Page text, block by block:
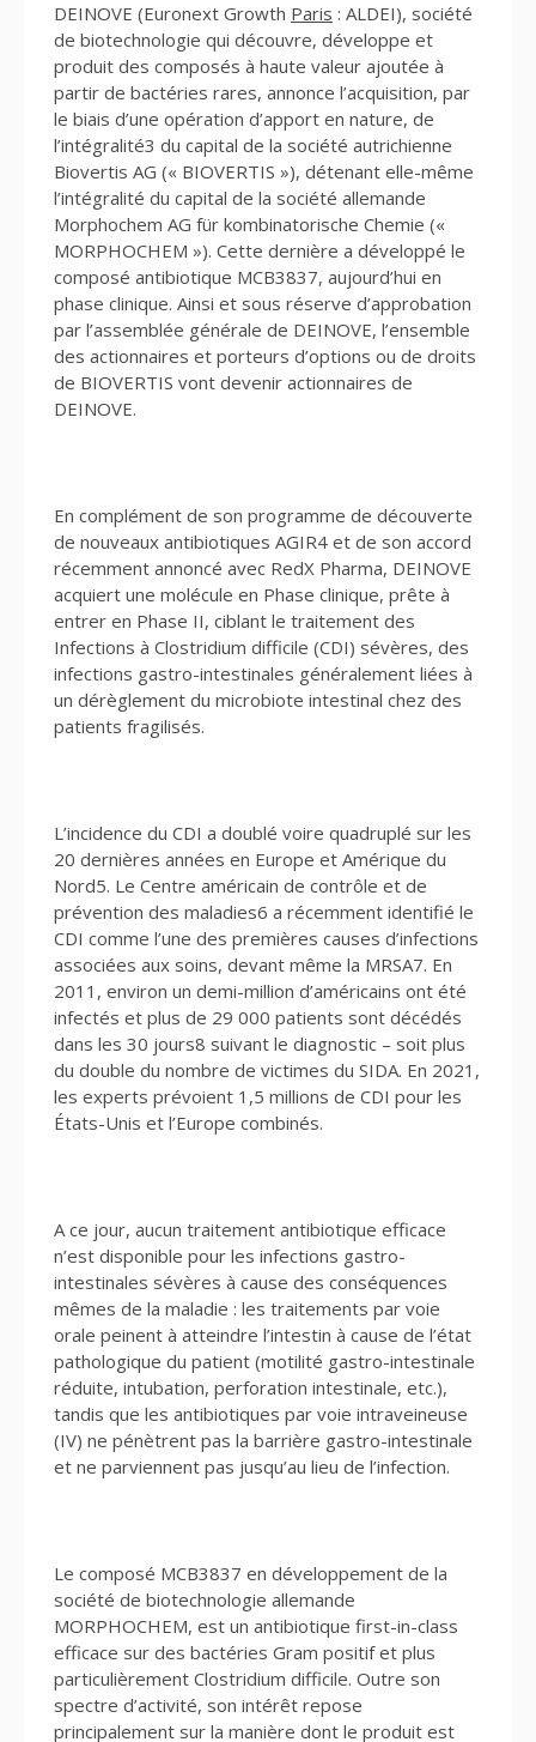
DEINOVE (Euronext Growth Paris : ALDEI), société
de biotechnologie qui découvre, développe et
produit des composés à haute valeur ajoutée à
partir de bactéries rares, annonce l’acquisition, par
le biais d’une opération d’apport en nature, de
l’intégralité3 du capital de la société autrichienne
Biovertis AG (« BIOVERTIS »), détenant elle-même
l’intégralité du capital de la société allemande
Morphochem AG für kombinatorische Chemie («
MORPHOCHEM »). Cette dernière a développé le
composé antibiotique MCB3837, aujourd’hui en
phase clinique. Ainsi et sous réserve d’approbation
par l’assemblée générale de DEINOVE, l’ensemble
des actionnaires et porteurs d’options ou de droits
de BIOVERTIS vont devenir actionnaires de
DEINOVE.
En complément de son programme de découverte
de nouveaux antibiotiques AGIR4 et de son accord
récemment annoncé avec RedX Pharma, DEINOVE
acquiert une molécule en Phase clinique, prête à
entrer en Phase II, ciblant le traitement des
Infections à Clostridium difficile (CDI) sévères, des
infections gastro-intestinales généralement liées à
un dérèglement du microbiote intestinal chez des
patients fragilisés.
L’incidence du CDI a doublé voire quadruplé sur les
20 dernières années en Europe et Amérique du
Nord5. Le Centre américain de contrôle et de
prévention des maladies6 a récemment identifié le
CDI comme l’une des premières causes d’infections
associées aux soins, devant même la MRSA7. En
2011, environ un demi-million d’américains ont été
infectés et plus de 29 000 patients sont décédés
dans les 30 jours8 suivant le diagnostic – soit plus
du double du nombre de victimes du SIDA. En 2021,
les experts prévoient 1,5 millions de CDI pour les
États-Unis et l’Europe combinés.
A ce jour, aucun traitement antibiotique efficace
n’est disponible pour les infections gastro-
intestinales sévères à cause des conséquences
mêmes de la maladie : les traitements par voie
orale peinent à atteindre l’intestin à cause de l’état
pathologique du patient (motilité gastro-intestinale
réduite, intubation, perforation intestinale, etc.),
tandis que les antibiotiques par voie intraveineuse
(IV) ne pénètrent pas la barrière gastro-intestinale
et ne parviennent pas jusqu’au lieu de l’infection.
Le composé MCB3837 en développement de la
société de biotechnologie allemande
MORPHOCHEM, est un antibiotique first-in-class
efficace sur des bactéries Gram positif et plus
particulièrement Clostridium difficile. Outre son
spectre d’activité, son intérêt repose
principalement sur la manière dont le produit est